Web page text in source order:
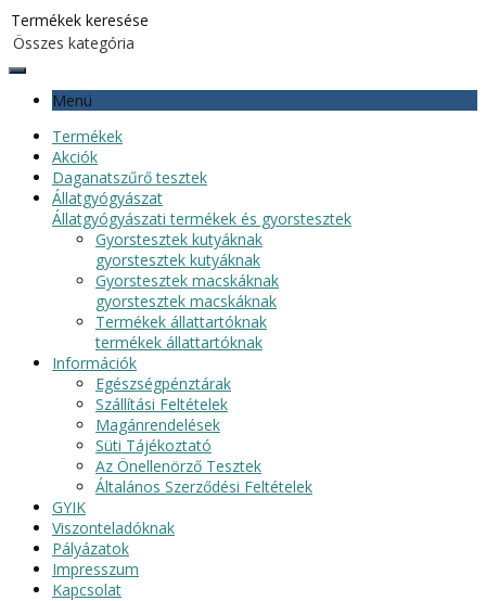
Menü
Termékek
Akciók
Daganatszűrő tesztek
Állatgyógyászat
Állatgyógyászati termékek és gyorstesztek
Gyorstesztek kutyáknak
gyorstesztek kutyáknak
Gyorstesztek macskáknak
gyorstesztek macskáknak
Termékek állattartóknak
termékek állattartóknak
Információk
Egészségpénztárak
Szállítási Feltételek
Magánrendelések
Süti Tájékoztató
Az Önellenörző Tesztek
Általános Szerződési Feltételek
GYIK
Viszonteladóknak
Pályázatok
Impresszum
Kapcsolat